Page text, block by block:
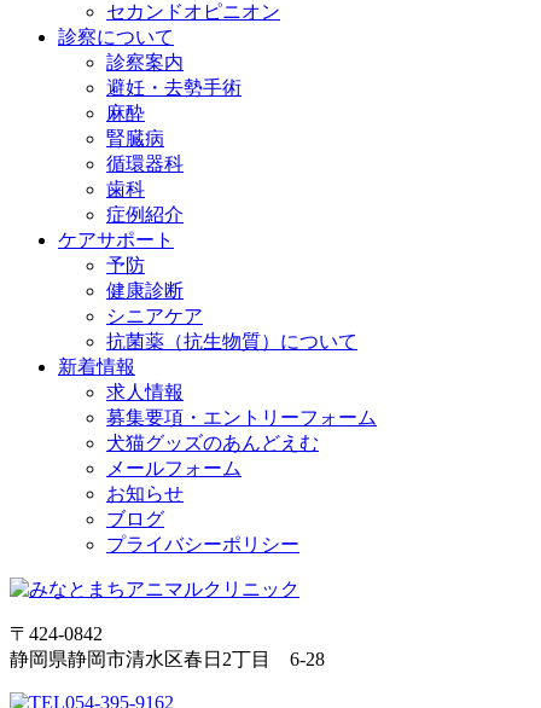
セカンドオピニオン
診察について
診察案内
避妊・去勢手術
麻酔
腎臓病
循環器科
歯科
症例紹介
ケアサポート
予防
健康診断
シニアケア
抗菌薬（抗生物質）について
新着情報
求人情報
募集要項・エントリーフォーム
犬猫グッズのあんどえむ
メールフォーム
お知らせ
ブログ
プライバシーポリシー
〒424-0842
静岡県静岡市清水区春日2丁目 6-28
054-395-9162